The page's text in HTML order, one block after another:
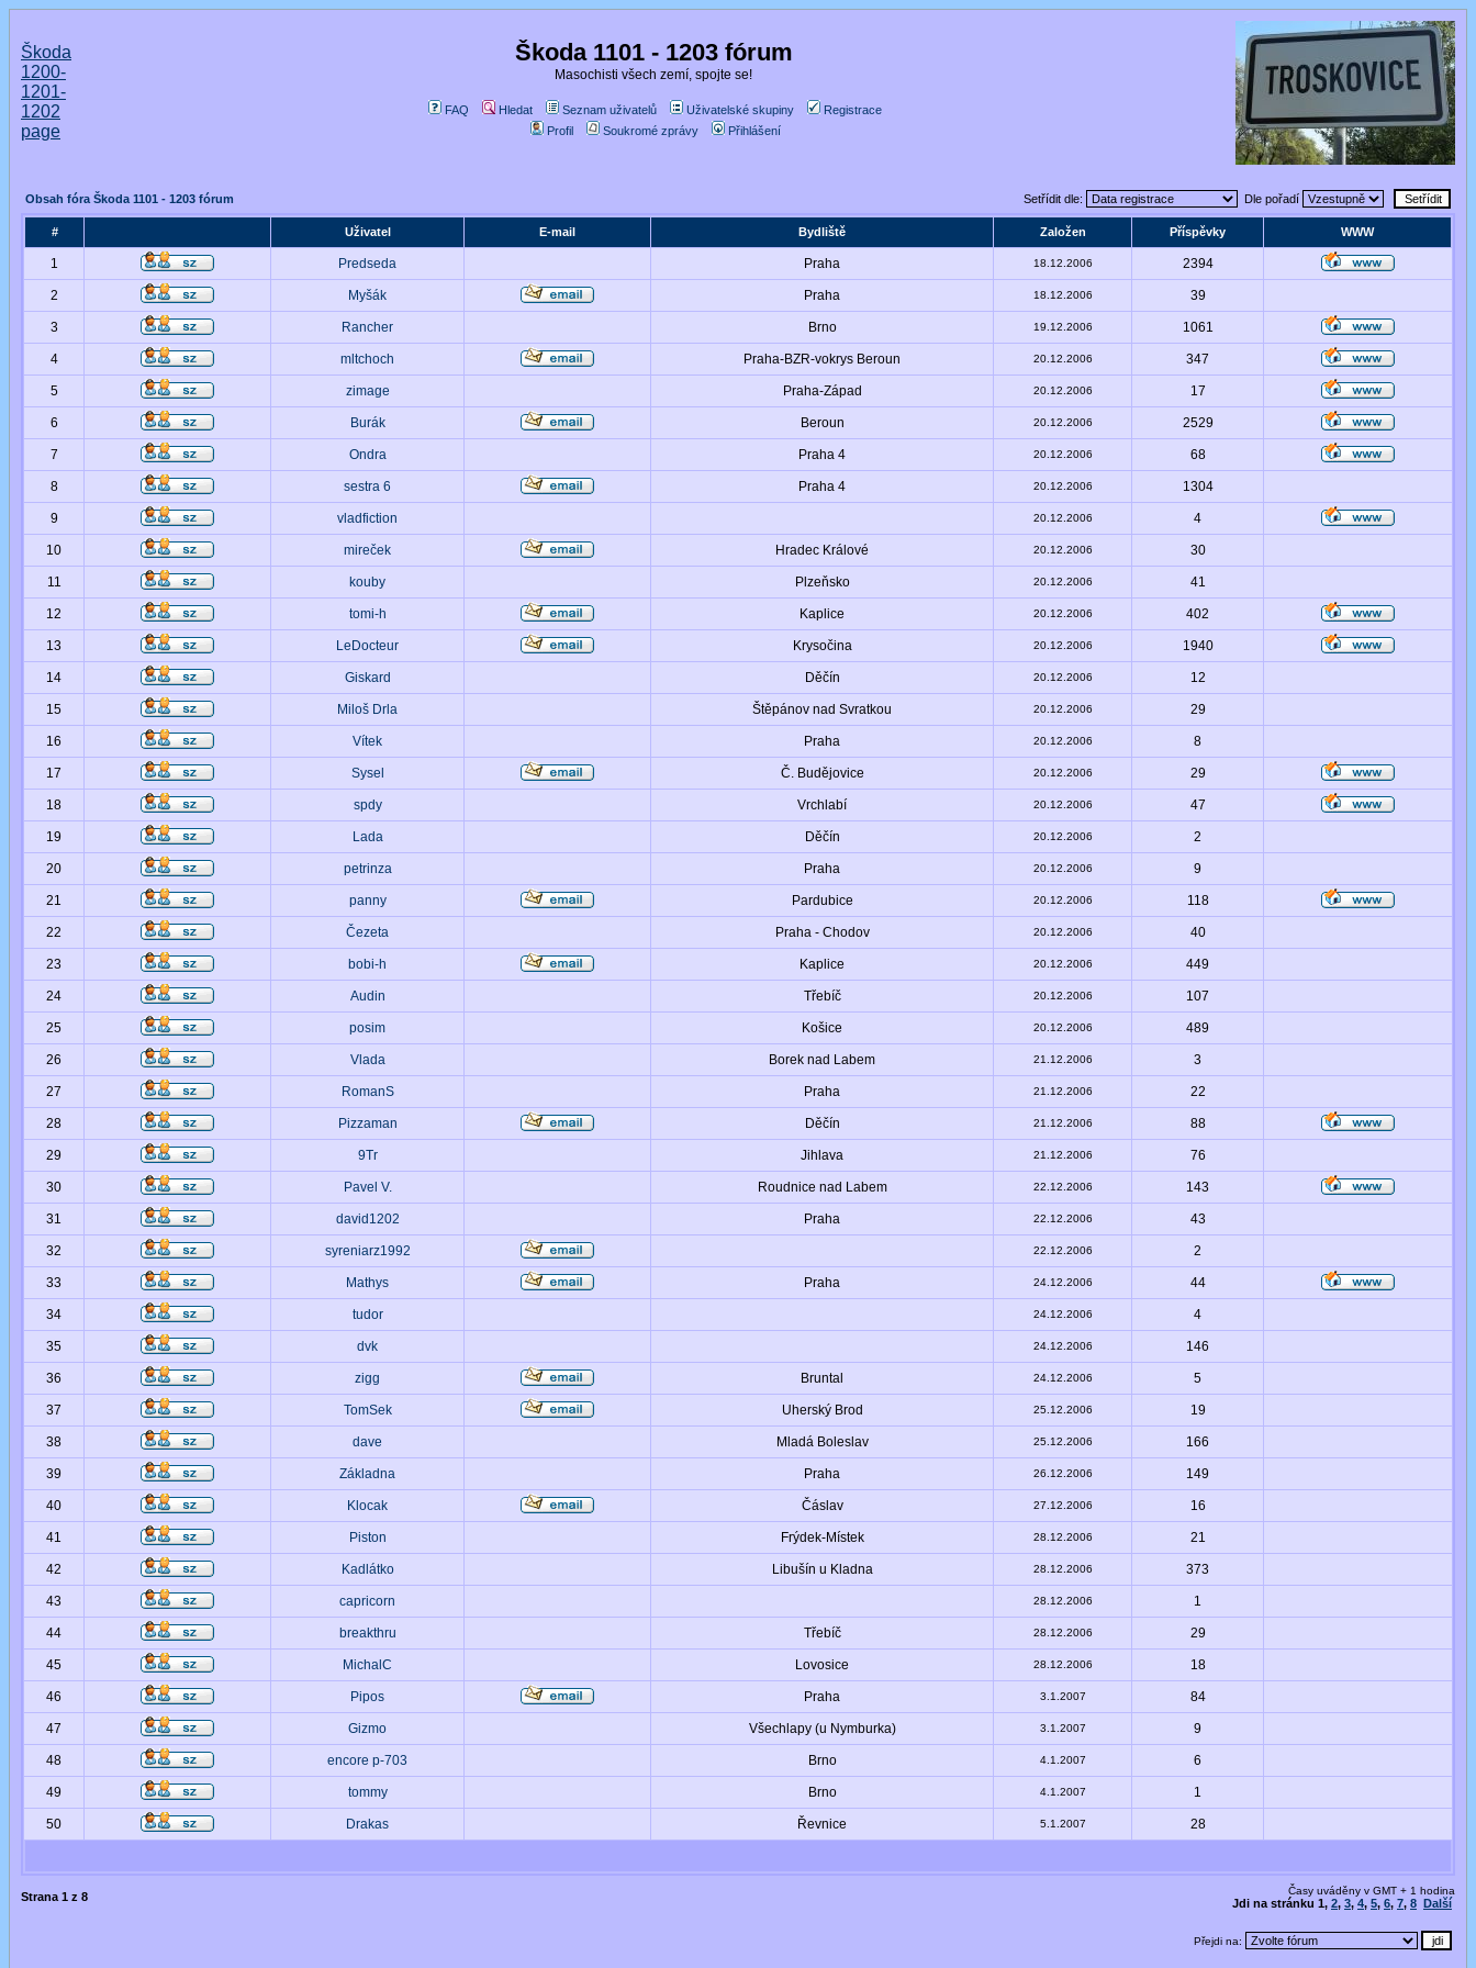
Škoda
1200-
1201-
1202
page
Škoda 1101 - 1203 fórum
Masochisti všech zemí, spojte se!
FAQ Hledat Seznam uživatelů Uživatelské skupiny
Registrace
Profil
Soukromé zprávy Přihlášení
Obsah fóra Škoda 1101 - 1203 fórum Setřídit dle: Dle pořadí
# Uživatel E-mail Bydliště Založen Příspěvky WWW
1 Predseda Praha 18.12.2006 2394
2 Myšák Praha 18.12.2006 39
3 Rancher Brno 19.12.2006 1061
4 mltchoch Praha-BZR-vokrys Beroun 20.12.2006 347
5 zimage Praha-Západ 20.12.2006 17
6 Burák Beroun 20.12.2006 2529
7 Ondra Praha 4 20.12.2006 68
8 sestra 6 Praha 4 20.12.2006 1304
9 vladfiction 20.12.2006 4
10 mireček Hradec Králové 20.12.2006 30
11 kouby Plzeňsko 20.12.2006 41
12 tomi-h Kaplice 20.12.2006 402
13 LeDocteur Krysočina 20.12.2006 1940
14 Giskard Děčín 20.12.2006 12
15 Miloš Drla Štěpánov nad Svratkou 20.12.2006 29
16 Vítek Praha 20.12.2006 8
17 Sysel Č. Budějovice 20.12.2006 29
18 spdy Vrchlabí 20.12.2006 47
19 Lada Děčín 20.12.2006 2
20 petrinza Praha 20.12.2006 9
21 panny Pardubice 20.12.2006 118
22 Čezeta Praha - Chodov 20.12.2006 40
23 bobi-h Kaplice 20.12.2006 449
24 Audin Třebíč 20.12.2006 107
25 posim Košice 20.12.2006 489
26 Vlada Borek nad Labem 21.12.2006 3
27 RomanS Praha 21.12.2006 22
28 Pizzaman Děčín 21.12.2006 88
29 9Tr Jihlava 21.12.2006 76
30 Pavel V. Roudnice nad Labem 22.12.2006 143
31 david1202 Praha 22.12.2006 43
32 syreniarz1992 22.12.2006 2
33 Mathys Praha 24.12.2006 44
34 tudor 24.12.2006 4
35 dvk 24.12.2006 146
36 zigg Bruntal 24.12.2006 5
37 TomSek Uherský Brod 25.12.2006 19
38 dave Mladá Boleslav 25.12.2006 166
39 Základna Praha 26.12.2006 149
40 Klocak Čáslav 27.12.2006 16
41 Piston Frýdek-Místek 28.12.2006 21
42 Kadlátko Libušín u Kladna 28.12.2006 373
43 capricorn 28.12.2006 1
44 breakthru Třebíč 28.12.2006 29
45 MichalC Lovosice 28.12.2006 18
46 Pipos Praha 3.1.2007 84
47 Gizmo Všechlapy (u Nymburka) 3.1.2007 9
48 encore p-703 Brno 4.1.2007 6
49 tommy Brno 4.1.2007 1
50 Drakas Řevnice 5.1.2007 28
Strana 1 z 8 Časy uváděny v GMT + 1 hodina
Jdi na stránku 1, 2, 3, 4, 5, 6, 7, 8 Další
Přejdi na: